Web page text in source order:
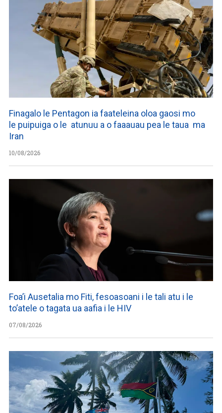
Finagalo le Pentagon ia faateleina oloa gaosi mo
le puipuiga o le atunuu a o faaauau pea le taua ma
Iran
10/08/2026
Foa’i Ausetalia mo Fiti, fesoasoani i le tali atu i le
to’atele o tagata ua aafia i le HIV
07/08/2026